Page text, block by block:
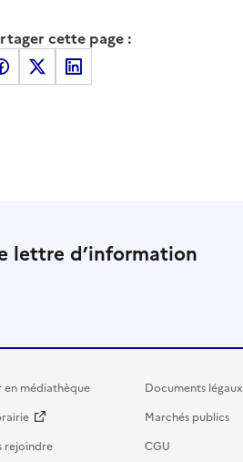
cette page :
sur Facebook
Partager sur XPartager sur LinkedIn
lettre d’information
en médiathèque
rejoindre
Documents légaux
Marchés publics
CGU